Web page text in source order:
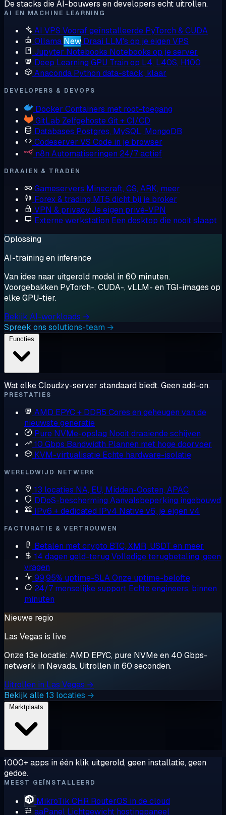
De stacks die AI-bouwers en developers echt uitrollen.
AI EN MACHINE LEARNING
AI VPS Vooraf geïnstalleerde PyTorch & CUDA
Ollama New Draai LLM's op je eigen VPS
Jupyter Notebooks Notebooks op je server
Deep Learning GPU Train op L4, L40S, H100
Anaconda Python data-stack, klaar
DEVELOPERS & DEVOPS
Docker Containers met root-toegang
GitLab Zelfgehoste Git + CI/CD
Databases Postgres, MySQL, MongoDB
Codeserver VS Code in je browser
n8n Automatiseringen 24/7 actief
DRAAIEN & TRADEN
Gameservers Minecraft, CS, ARK, meer
Forex & trading MT5 dicht bij je broker
VPN & privacyJe eigen privé-VPN
Externe werkstation Een desktop die nooit slaapt
Oplossing
AI-training en inference
Van idee naar uitgerold model in 60 minuten.
Voorgebakken PyTorch-, CUDA-, vLLM- en TGI-images op
elke GPU-tier.
Bekijk AI-workloads →
Spreek ons solutions-team →
Wat elke Cloudzy-server standaard biedt. Geen add-on.
PRESTATIES
AMD EPYC + DDR5 Cores en geheugen van de
nieuwste generatie
Pure NVMe-opslag Nooit draaiende schijven
10 Gbps Bandwidth Plannen met hoge doorvoer
KVM-virtualisatie Echte hardware-isolatie
WERELDWIJD NETWERK
13 locaties NA, EU, Midden-Oosten, APAC
DDoS-bescherming Aanvalsbeperking ingebouwd
IPv6 + dedicated IPv4 Native v6, je eigen v4
FACTURATIE & VERTROUWEN
Betalen met crypto BTC, XMR, USDT en meer
14 dagen geld-terug Volledige terugbetaling, geen
vragen
99,95% uptime-SLAOnze uptime-belofte
24/7 menselijke support Echte engineers, binnen
minuten
Nieuwe regio
Las Vegas is live
Onze 13e locatie: AMD EPYC, pure NVMe en 40 Gbps-
netwerk in Nevada. Uitrollen in 60 seconden.
Uitrollen in Las Vegas →
Bekijk alle 13 locaties →
1000+ apps in één klik uitgerold, geen installatie, geen
gedoe.
MEEST GEÏNSTALLEERD
MikroTik CHR RouterOS in de cloud
aaPanel Lichtgewicht hostingpaneel